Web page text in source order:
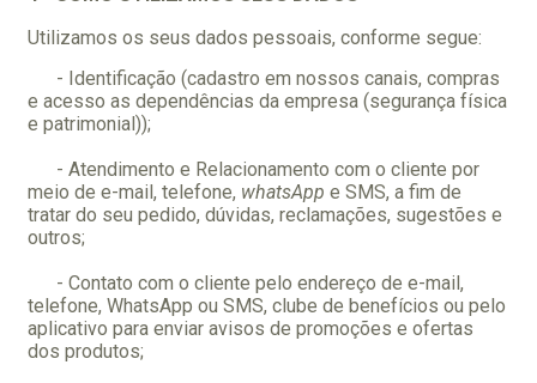
Utilizamos os seus dados pessoais, conforme segue:
- Identificação (cadastro em nossos canais, compras
e acesso as dependências da empresa (segurança física
e patrimonial));
- Atendimento e Relacionamento com o cliente por
meio de e-mail, telefone, whatsApp e SMS, a fim de
tratar do seu pedido, dúvidas, reclamações, sugestões e
outros;
- Contato com o cliente pelo endereço de e-mail,
telefone, WhatsApp ou SMS, clube de benefícios ou pelo
aplicativo para enviar avisos de promoções e ofertas
dos produtos;